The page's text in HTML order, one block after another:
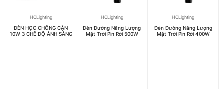
HCLighting
ĐÈN HỌC CHỐNG CẬN
10W 3 CHẾ ĐỘ ÁNH SÁNG
HCLighting
Đèn Đường Năng Lượng
Mặt Trời Pin Rời 500W
HCLighting
Đèn Đường Năng Lượng
Mặt Trời Pin Rời 400W